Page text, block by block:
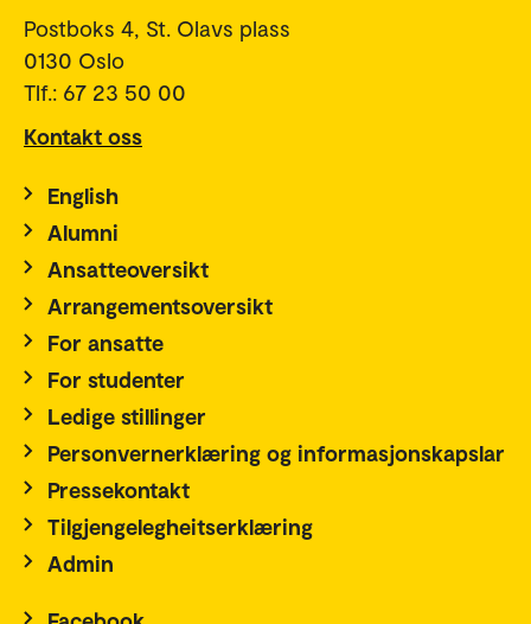
Postboks 4, St. Olavs plass
0130 Oslo
Tlf.: 67 23 50 00
Kontakt oss
English
Alumni
Ansatteoversikt
Arrangementsoversikt
For ansatte
For studenter
Ledige stillinger
Personvernerklæring og informasjonskapslar
Pressekontakt
Tilgjengelegheitserklæring
Admin